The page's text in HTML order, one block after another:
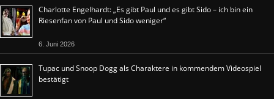
Charlotte Engelhardt: „Es gibt Paul und es gibt Sido – ich bin ein
Riesenfan von Paul und Sido weniger“
6. Juni 2026
Tupac und Snoop Dogg als Charaktere in kommendem Videospiel
bestätigt